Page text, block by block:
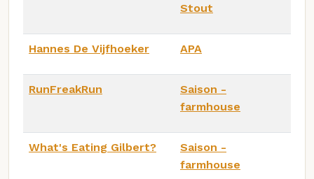
Stout
Hannes De Vijfhoeker APA
RunFreakRun
Saison -
farmhouse
What's Eating Gilbert?
Saison -
farmhouse